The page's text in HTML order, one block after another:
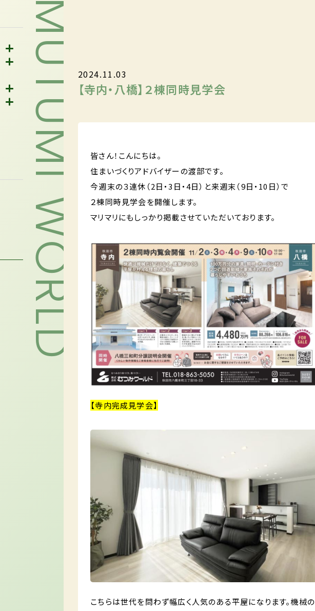
MUTUMI WORLD2024.11.03
【寺内・八橋】２棟同時見学会
皆さん！こんにちは。
住まいづくりアドバイザーの渡部です。
今週末の３連休（2日・3日・4日）と来週末（9日・10日）で
２棟同時見学会を開催します。
マリマリにもしっかり掲載させていただいております。
【寺内完成見学会】
こちらは世代を問わず幅広く人気のある平屋になります。機械の